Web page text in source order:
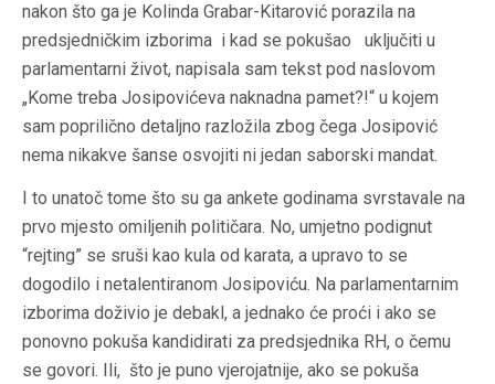
nakon što ga je Kolinda Grabar-Kitarović porazila na
predsjedničkim izborima i kad se pokušao uključiti u
parlamentarni život, napisala sam tekst pod naslovom
„Kome treba Josipovićeva naknadna pamet?!“ u kojem
sam poprilično detaljno razložila zbog čega Josipović
nema nikakve šanse osvojiti ni jedan saborski mandat.
I to unatoč tome što su ga ankete godinama svrstavale na
prvo mjesto omiljenih političara. No, umjetno podignut
“rejting” se sruši kao kula od karata, a upravo to se
dogodilo i netalentiranom Josipoviću. Na parlamentarnim
izborima doživio je debakl, a jednako će proći i ako se
ponovno pokuša kandidirati za predsjednika RH, o čemu
se govori. Ili, što je puno vjerojatnije, ako se pokuša